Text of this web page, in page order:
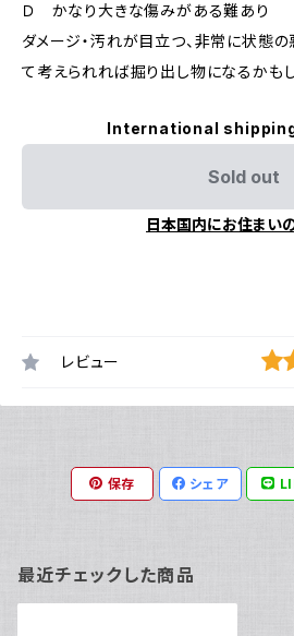
Ｄ かなり大きな傷みがある難あり
ダメージ・汚れが目立つ、非常に状態の
て考えられれば掘り出し物になるかもし
International
Sold out
日本国内にお住まい
レビュー
保存 シェア
最近チェックした商品